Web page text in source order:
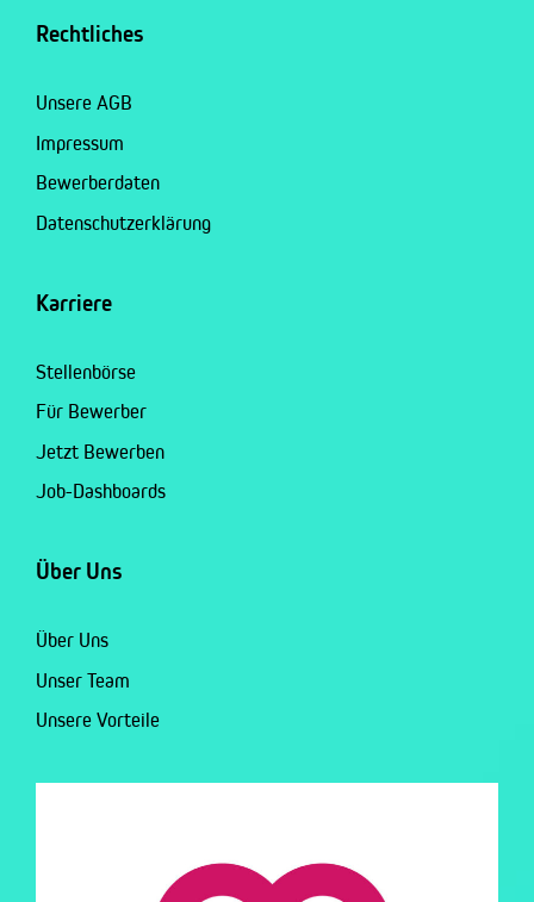
Rechtliches
Unsere AGB
Impressum
Bewerberdaten
Datenschutzerklärung
Karriere
Stellenbörse
Für Bewerber
Jetzt Bewerben
Job-Dashboards
Über Uns
Über Uns
Unser Team
Unsere Vorteile